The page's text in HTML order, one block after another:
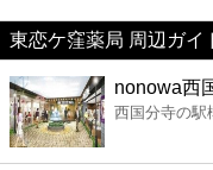
美容
コンビニ
東恋ケ窪薬局 周辺ガイ
nonowa西
西国分寺の駅